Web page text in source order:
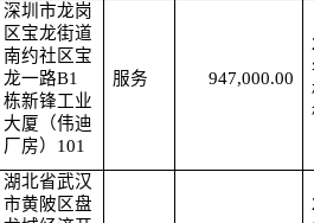
深圳市龙岗
区宝龙街道
南约社区宝
龙一路B1
栋新锋工业
大厦（伟迪
厂房）101
服务 947,000.00
湖北省武汉
市黄陂区盘